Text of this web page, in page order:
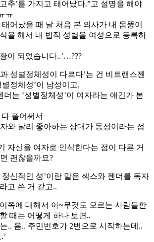
추’를 가지고 태어났다.”고 설명을 해야
ㅠ
태어났을 때 날 처음 본 의사가 내 몸뚱이
을 해서 내 법적 성별을 여성으로 등록하
이 되었습니다..’…???
성별정체성이 다르다’는 건 비트랜스젠
별정체성’이 남성이고,
더는 ‘성별정체성’이 여자라는 얘긴가 본
풀어써서
와 달리 좋아하는 상대가 동성이라는 점
자신을 여자로 인식한다는 점이 다른 거
괜찮을까요?
정신적인 성’이란 말은 섹스와 젠더를 독자
고 쓴 거 같고..
쪽에 대해서 아~무것도 모르는 사람들한
때는 어떻게 하나 보면..
.. 음.. 주민번호가 2번으로 시작하는데..